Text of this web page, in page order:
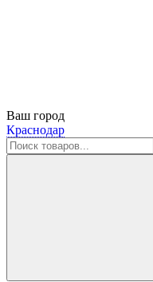
Ваш город
Краснодар